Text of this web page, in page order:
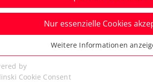
Schläger
Nur essenzielle Cookies
Cookies werden für grundlegende
benötigt. Dadurch ist gewährleistet,
Weitere Informationen
by
Cookie Consent